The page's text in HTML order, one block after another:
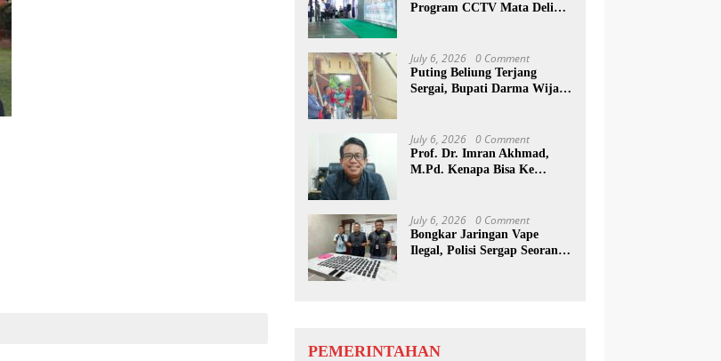
Program CCTV Mata Deli
July 6, 2026 0 Comment
Puting Beliung Terjang
Sergai, Bupati Darma Wijaya
July 6, 2026 0 Comment
Prof. Dr. Imran Akhmad,
M.Pd. Kenapa Bisa Ke
July 6, 2026 0 Comment
Bongkar Jaringan Vape
Ilegal, Polisi Sergap Seorang
PEMERINTAHAN